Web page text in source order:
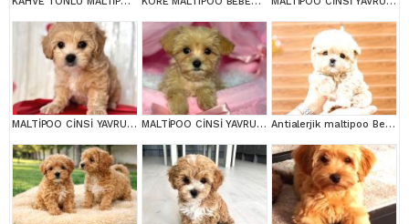
MALTİPOO CİNSİ YAVRULAR EV ÜRETİMİ MALTİPOO CİNSİ YAVRULAR EV ÜRETİMİ Antialerjik maltipoo Bebeklerim